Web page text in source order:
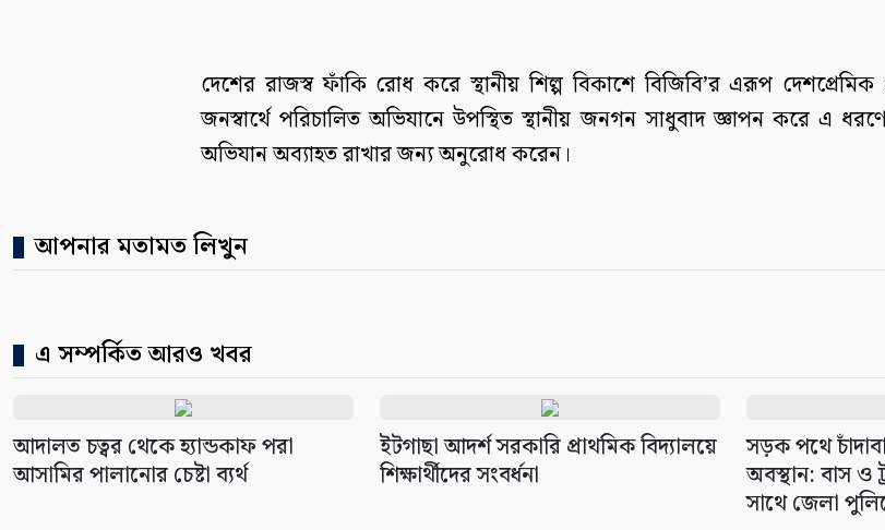
দেশের রাজস্ব ফাঁকি রোধ করে স্থানীয় শিল্প বিকাশে বিজিবি’র এরূপ
জনস্বার্থে পরিচালিত অভিযানে উপস্থিত স্থানীয় জনগন সাধুবাদ জ্ঞাপন করে এ
অভিযান অব্যাহত রাখার জন্য অনুরোধ করেন।
আপনার মতামত লিখুন
এ সম্পর্কিত আরও খবর
আদালত চত্বর থেকে হ্যান্ডকাফ পরা
আসামির পালানোর চেষ্টা ব্যর্থ
ইটগাছা আদর্শ সরকারি প্রাথমিক বিদ্যালয়ে
শিক্ষার্থীদের সংবর্ধনা
সড়ক পথে
অবস্থান: বাস ও
সাথে জেলা